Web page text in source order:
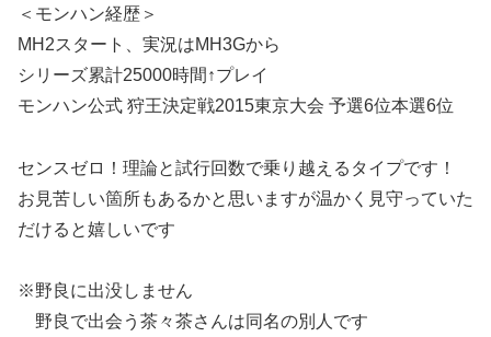
＜モンハン経歴＞
MH2スタート、実況はMH3Gから
シリーズ累計25000時間↑プレイ
モンハン公式 狩王決定戦2015東京大会 予選6位本選6位
センスゼロ！理論と試行回数で乗り越えるタイプです！
お見苦しい箇所もあるかと思いますが温かく見守っていた
だけると嬉しいです
※野良に出没しません
野良で出会う茶々茶さんは同名の別人です